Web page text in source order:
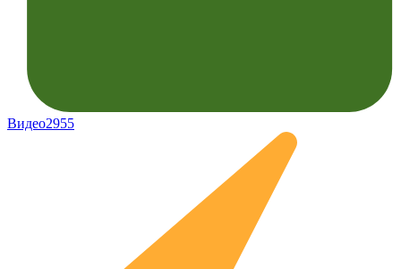
Видео2955